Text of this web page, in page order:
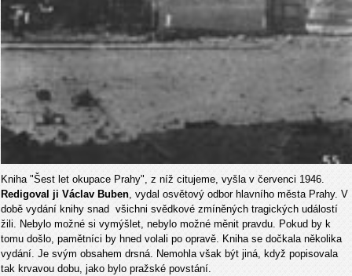
Kniha "Šest let okupace Prahy", z níž citujeme, vyšla v červenci 1946.
Redigoval ji Václav Buben , vydal osvětový odbor hlavního města Prahy. V
době vydání knihy snad všichni svědkové zmíněných tragických událostí
žili. Nebylo možné si vymýšlet, nebylo možné měnit pravdu. Pokud by k
tomu došlo, pamětníci by hned volali po opravě. Kniha se dočkala několika
vydání. Je svým obsahem drsná. Nemohla však být jiná, když popisovala
tak krvavou dobu, jako bylo pražské povstání.